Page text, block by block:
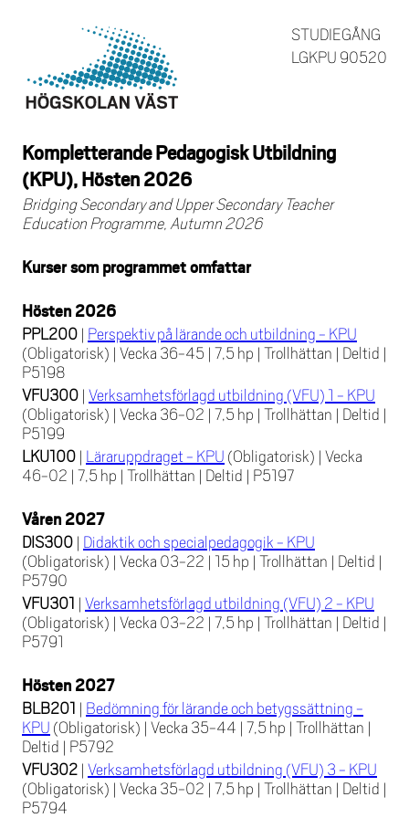
STUDIEGÅNG
LGKPU 90520
Kompletterande Pedagogisk Utbildning
(KPU), Hösten 2026
Bridging Secondary and Upper Secondary Teacher
Education Programme, Autumn 2026
Kurser som programmet omfattar
Hösten 2026
PPL200 | Perspektiv på lärande och utbildning - KPU
(Obligatorisk) | Vecka 36-45 | 7,5 hp | Trollhättan | Deltid |
P5198
VFU300 | Verksamhetsförlagd utbildning (VFU) 1 - KPU
(Obligatorisk) | Vecka 36-02 | 7,5 hp | Trollhättan | Deltid |
P5199
LKU100 | Läraruppdraget - KPU (Obligatorisk) | Vecka
46-02 | 7,5 hp | Trollhättan | Deltid | P5197
Våren 2027
DIS300 | Didaktik och specialpedagogik - KPU
(Obligatorisk) | Vecka 03-22 | 15 hp | Trollhättan | Deltid |
P5790
VFU301 | Verksamhetsförlagd utbildning (VFU) 2 - KPU
(Obligatorisk) | Vecka 03-22 | 7,5 hp | Trollhättan | Deltid |
P5791
Hösten 2027
BLB201 | Bedömning för lärande och betygssättning -
KPU (Obligatorisk) | Vecka 35-44 | 7,5 hp | Trollhättan |
Deltid | P5792
VFU302 | Verksamhetsförlagd utbildning (VFU) 3 - KPU
(Obligatorisk) | Vecka 35-02 | 7,5 hp | Trollhättan | Deltid |
P5794